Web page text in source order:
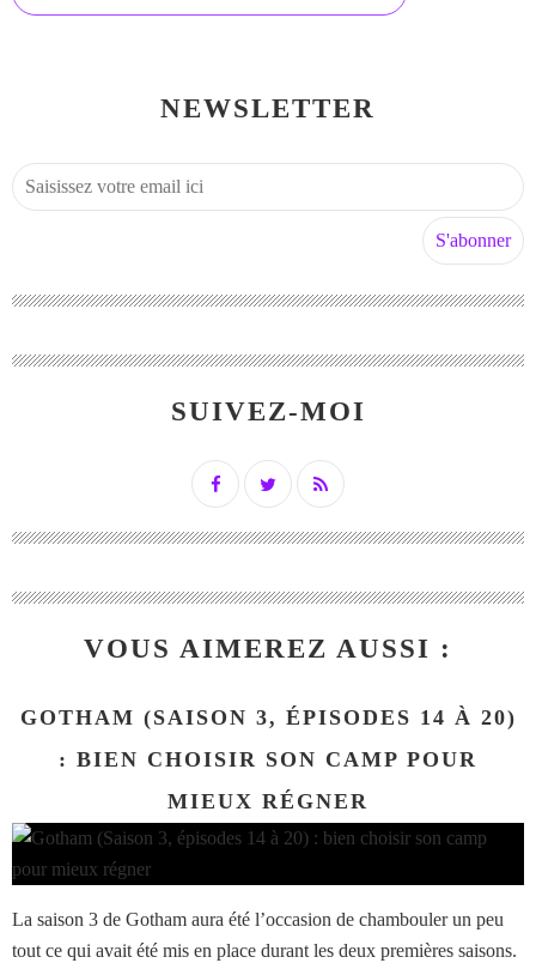
NEWSLETTER
SUIVEZ-MOI
VOUS AIMEREZ AUSSI :
GOTHAM (SAISON 3, ÉPISODES 14 À 20)
: BIEN CHOISIR SON CAMP POUR
MIEUX RÉGNER
La saison 3 de Gotham aura été l’occasion de chambouler un peu
tout ce qui avait été mis en place durant les deux premières saisons.